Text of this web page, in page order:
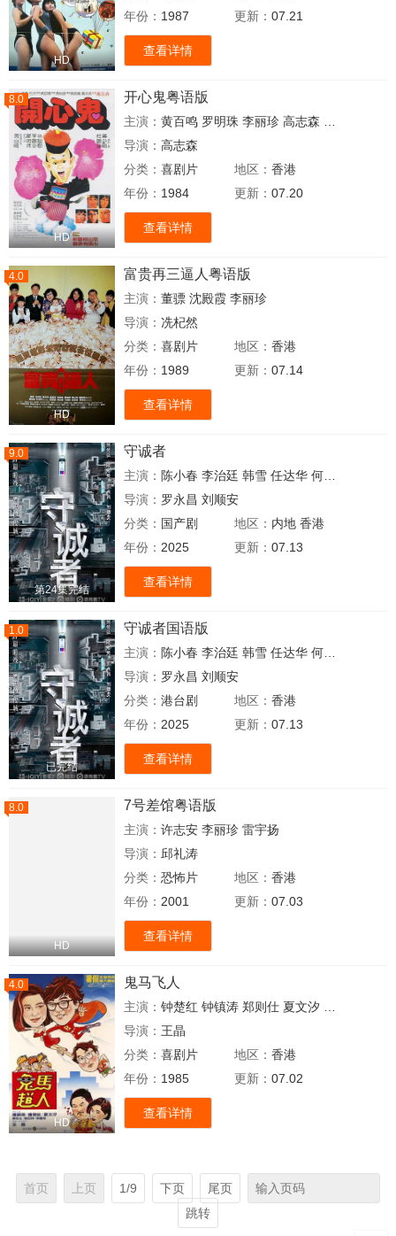
HD
年份： 1987 更新： 07.21
查看详情
8.0
HD
开心鬼粤语版
主演： 黄百鸣 罗明珠 李丽珍 高志森
导演： 高志森
分类： 喜剧片 地区： 香港
年份： 1984 更新： 07.20
查看详情
4.0
HD
富贵再三逼人粤语版
主演： 董骠 沈殿霞 李丽珍
导演： 冼杞然
分类： 喜剧片 地区： 香港
年份： 1989 更新： 07.14
查看详情
9.0
第24集完结
守诚者
主演： 陈小春 李治廷 韩雪 任达华 何润东
导演： 罗永昌 刘顺安
分类： 国产剧 地区： 内地 香港
年份： 2025 更新： 07.13
查看详情
1.0
已完结
守诚者国语版
主演： 陈小春 李治廷 韩雪 任达华 何润东
导演： 罗永昌 刘顺安
分类： 港台剧 地区： 香港
年份： 2025 更新： 07.13
查看详情
8.0
HD
7号差馆粤语版
主演： 许志安 李丽珍 雷宇扬
导演： 邱礼涛
分类： 恐怖片 地区： 香港
年份： 2001 更新： 07.03
查看详情
4.0
HD
鬼马飞人
主演： 钟楚红 钟镇涛 郑则仕 夏文汐
导演： 王晶
分类： 喜剧片 地区： 香港
年份： 1985 更新： 07.02
查看详情
首页 上页 1/9 下页
尾页
跳转